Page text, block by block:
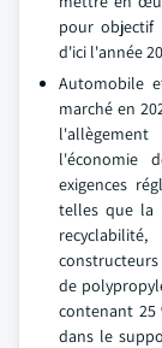
pour objectif
d'ici l'année
Automobile
marché en
l'économie
exigences
telles que la
de
contenant 25
dans le